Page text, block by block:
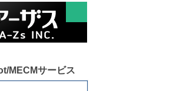
MECMサービス